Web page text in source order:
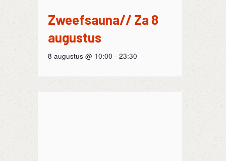
Zweefsauna// Za 8
augustus
8 augustus @ 10:00 - 23:30